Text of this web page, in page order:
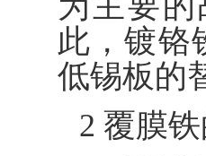
此，镀铬
低锡板的
2 覆膜